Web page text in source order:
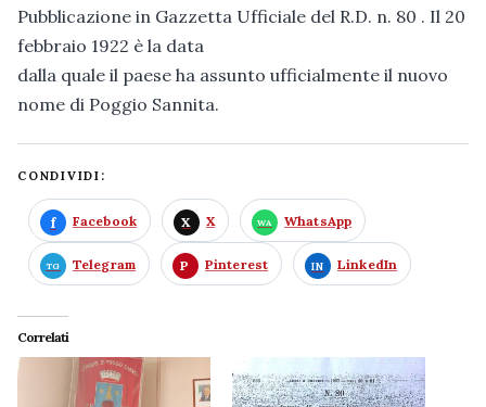
Pubblicazione in Gazzetta Ufficiale del R.D. n. 80 . Il 20
febbraio 1922 è la data
dalla quale il paese ha assunto ufficialmente il nuovo
nome di Poggio Sannita.
CONDIVIDI:
Facebook X WhatsApp
Telegram Pinterest LinkedIn
Correlati